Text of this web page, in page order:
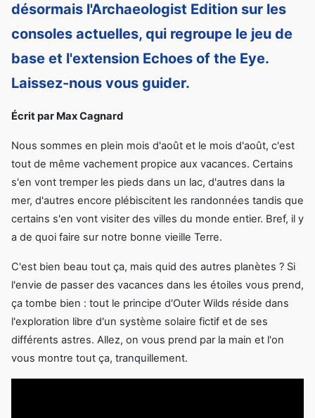
désormais l'Archaeologist Edition sur les
consoles actuelles, qui regroupe le jeu de
base et l'extension Echoes of the Eye.
Laissez-nous vous guider.
Écrit par Max Cagnard
Nous sommes en plein mois d'août et le mois d'août, c'est
tout de même vachement propice aux vacances. Certains
s'en vont tremper les pieds dans un lac, d'autres dans la
mer, d'autres encore plébiscitent les randonnées tandis que
certains s'en vont visiter des villes du monde entier. Bref, il y
a de quoi faire sur notre bonne vieille Terre.
C'est bien beau tout ça, mais quid des autres planètes ? Si
l'envie de passer des vacances dans les étoiles vous prend,
ça tombe bien : tout le principe d'Outer Wilds réside dans
l'exploration libre d'un système solaire fictif et de ses
différents astres. Allez, on vous prend par la main et l'on
vous montre tout ça, tranquillement.